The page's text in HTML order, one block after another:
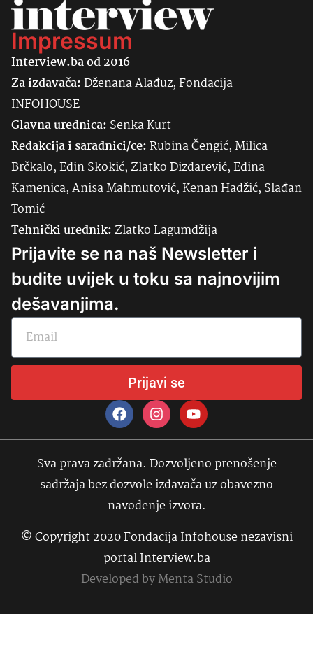
Impressum
Interview.ba od 2016
Za izdavača:Dženana Alađuz, Fondacija
INFOHOUSE
Glavna urednica: SenkaKurt
Redakcija i saradnici/ce:Rubina Čengić, Milica
Brčkalo, Edin Skokić, Zlatko Dizdarević, Edina
Kamenica, Anisa Mahmutović, Kenan Hadžić, Slađan
Tomić
Tehnički urednik:Zlatko Lagumdžija
Prijavite se na naš Newsletter i
budite uvijek u toku sa najnovijim
dešavanjima.
Prijavi se
Sva prava zadržana. Dozvoljeno prenošenje
sadržaja bez dozvole izdavača uz obavezno
navođenje izvora.
© Copyright 2020 Fondacija Infohouse nezavisni
portal Interview.ba
Developed byMenta Studio